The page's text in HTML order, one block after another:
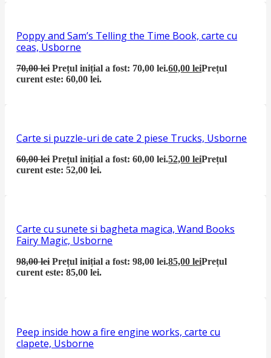
Poppy and Sam’s Telling the Time Book, carte cu
ceas, Usborne
70,00lei Prețul inițial a fost: 70,00 lei.60,00leiPrețul
curent este: 60,00 lei.
Carte si puzzle-uri de cate 2 piese Trucks, Usborne
60,00lei Prețul inițial a fost: 60,00 lei.52,00leiPrețul
curent este: 52,00 lei.
Carte cu sunete si bagheta magica, Wand Books
Fairy Magic, Usborne
98,00lei Prețul inițial a fost: 98,00 lei.85,00leiPrețul
curent este: 85,00 lei.
Peep inside how a fire engine works, carte cu
clapete, Usborne